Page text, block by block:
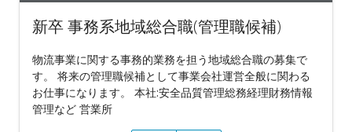
新卒 事務系地域総合職(管理職候補)
物流事業に関する事務的業務を担う地域総合職の募集で
す。 将来の管理職候補として事業会社運営全般に関わる
お仕事になります。 本社:安全品質管理総務経理財務情報
管理など 営業所